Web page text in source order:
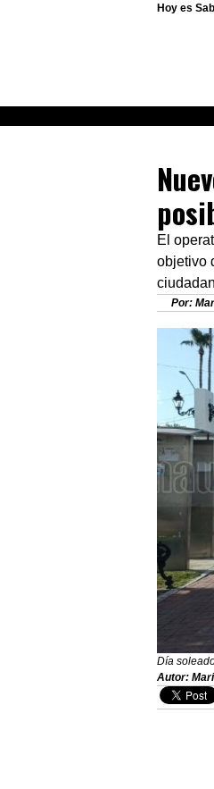
Hoy es
El
objetivo
Por:
Día
Autor: